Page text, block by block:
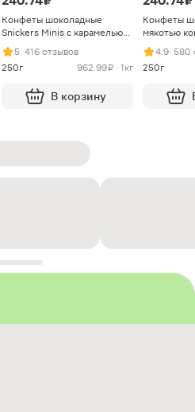
Конфеты шоколадные
Snickers Minis с карамелью
арахисом и нугой
5· 416 отзывов
250г
962.99 ₽ · 1кг
В корзину
Конфеты
мякотью
4.9· 580
250г